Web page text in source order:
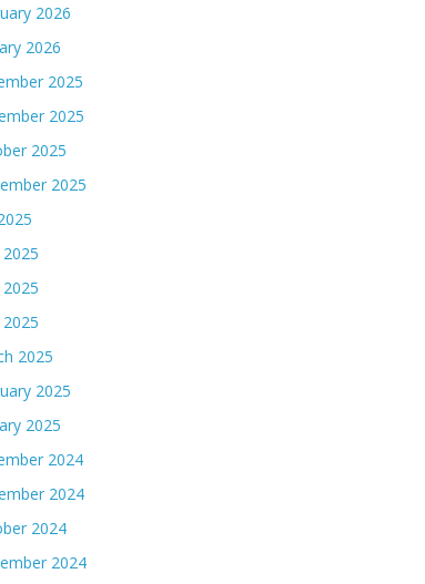
2026
2026
2025
2025
2025
2025
2025
2025
2025
2025
2024
2024
2024
2024